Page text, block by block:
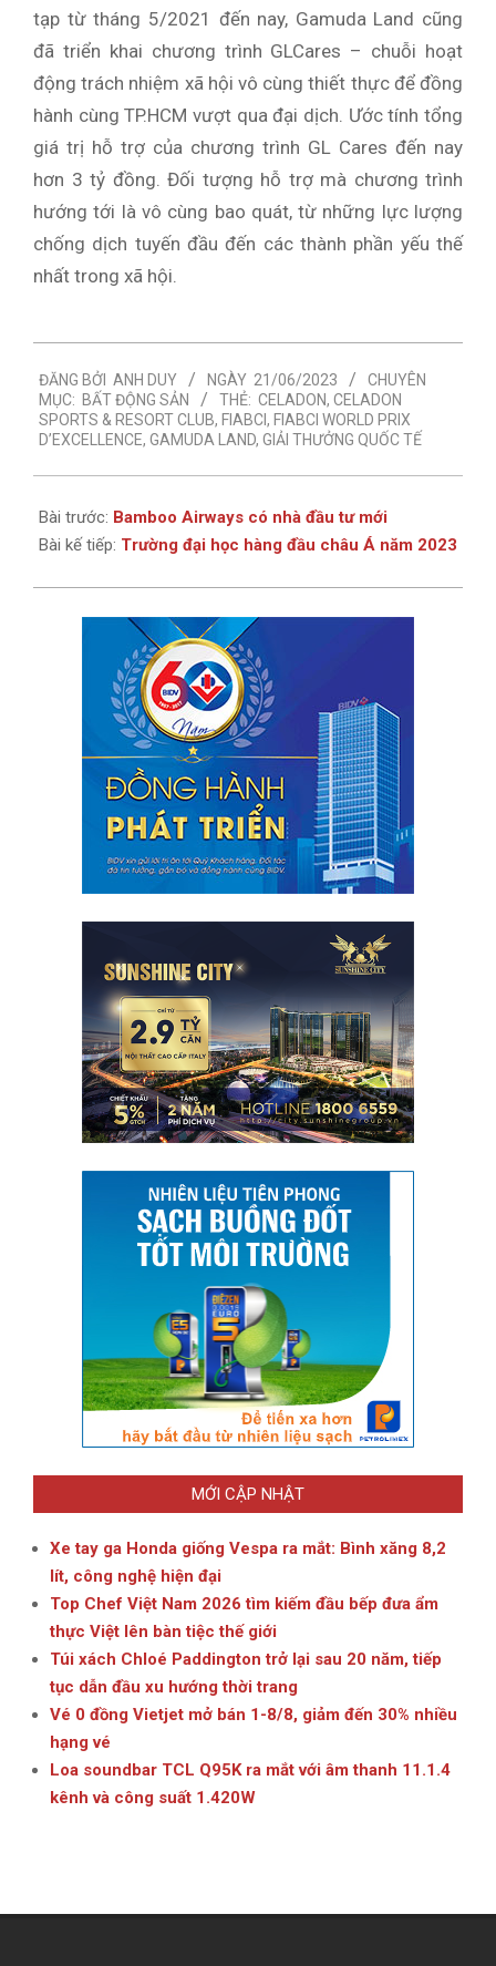
tạp từ tháng 5/2021 đến nay, Gamuda Land cũng
đã triển khai chương trình GLCares – chuỗi hoạt
động trách nhiệm xã hội vô cùng thiết thực để đồng
hành cùng TP.HCM vượt qua đại dịch. Ước tính tổng
giá trị hỗ trợ của chương trình GL Cares đến nay
hơn 3 tỷ đồng. Đối tượng hỗ trợ mà chương trình
hướng tới là vô cùng bao quát, từ những lực lượng
chống dịch tuyến đầu đến các thành phần yếu thế
nhất trong xã hội.
06-
21
ĐĂNG BỞI ANH DUY NGÀY 21/06/2023
CHUYÊN
MỤC: BẤT ĐỘNG SẢN THẺ: CELADON, CELADON
SPORTS & RESORT CLUB, FIABCI , FIABCI WORLD PRIX
D’EXCELLENCE, GAMUDA LAND, GIẢI THƯỞNG QUỐC TẾ
Bài trước: Bamboo Airways có nhà đầu tư mới
Bài kế tiếp: Trường đại học hàng đầu châu Á năm 2023
MỚI CẬP NHẬT
Xe tay ga Honda giống Vespa ra mắt: Bình xăng 8,2
lít, công nghệ hiện đại
Top Chef Việt Nam 2026 tìm kiếm đầu bếp đưa ẩm
thực Việt lên bàn tiệc thế giới
Túi xách Chloé Paddington trở lại sau 20 năm, tiếp
tục dẫn đầu xu hướng thời trang
Vé 0 đồng Vietjet mở bán 1-8/8, giảm đến 30% nhiều
hạng vé
Loa soundbar TCL Q95K ra mắt với âm thanh 11.1.4
kênh và công suất 1.420W